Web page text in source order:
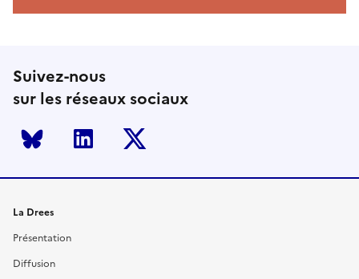
Suivez-nous
sur les réseaux sociaux
Bluesky LinkedIn
La Drees
Présentation
Diffusion